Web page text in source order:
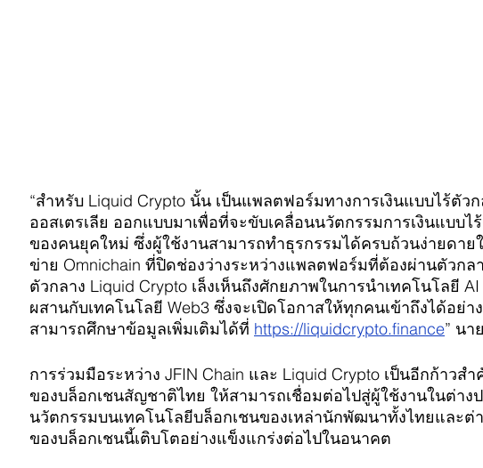
“สำหรับ Liquid Crypto นั้น เป็นแพลตฟอร์มทางการเงินแบบไร้ตัว
ออสเตรเลีย ออกแบบมาเพื่อที่จะขับเคลื่อนนวัตกรรมการเงินแบบไ
ของคนยุคใหม่ ซึ่งผู้ใช้งานสามารถทำธุรกรรมได้ครบถ้วนง่ายดาย
ข่าย Omnichain ที่ปิดช่องว่างระหว่างแพลตฟอร์มที่ต้องผ่านตัวก
ตัวกลาง Liquid Crypto เล็งเห็นถึงศักยภาพในการนำเทคโนโลยี
ผสานกับเทคโนโลยี Web3 ซึ่งจะเปิดโอกาสให้ทุกคนเข้าถึงได้อย่
สามารถศึกษาข้อมูลเพิ่มเติมได้ที่ https://liquidcrypto.finance” นา
การร่วมมือระหว่าง JFIN Chain และ Liquid Crypto เป็นอีกก้าวส
ของบล็อกเชนสัญชาติไทย ให้สามารถเชื่อมต่อไปสู่ผู้ใช้งานในต่างป
นวัตกรรมบนเทคโนโลยีบล็อกเชนของเหล่านักพัฒนาทั้งไทยและต่
ของบล็อกเชนนี้เติบโตอย่างแข็งแกร่งต่อไปในอนาคต